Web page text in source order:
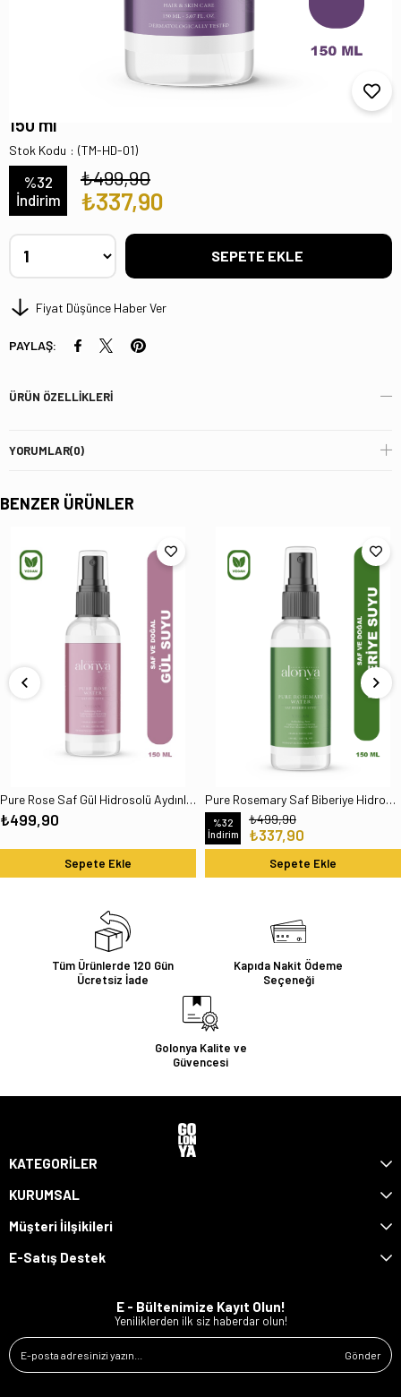
Pure Lavander Saf Lavanta Hidrosolü
150 ml
Stok Kodu (TM-HD-01)
%32
İndirim
₺499,90
₺337,90
Fiyat Düşünce Haber Ver
PAYLAŞ:
ÜRÜN ÖZELLIKLERI
YORUMLAR(0)
BENZER ÜRÜNLER
Pure Rose Saf Gül Hidrosolü Aydınlatıcı Gözenek Sıkılaştırıcı Ve Nemlendirici Tonik 150 ml
₺499,90
Sepete Ekle
Pure Rosemary Saf Biberiye Hidrosolü Dökülme Karşıtı Hızlı Saç Uzatma Etkili Saç Toniği 150 ml
%32
İndirim
₺337,90
₺499,90
Sepete Ekle
Tüm Ürünlerde 120 Gün
Ücretsiz İade
Kapıda Nakit Ödeme
Seçeneği
Golonya Kalite ve
Güvencesi
KATEGORİLER
KURUMSAL
Müşteri İilşikileri
E-Satış Destek
E - Bültenimize Kayıt Olun!
Yeniliklerden ilk siz haberdar olun!
Gönder